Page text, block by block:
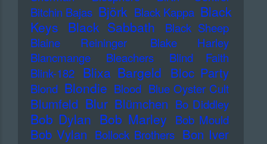
Bitchin Bajas Björk Black Kappa Black
Keys Black Sabbath
Black Sheep
Blaine Reininger
Blake Harley
Blancmange
Bleachers
Blind Faith
Blink-182 Blixa Bargeld Bloc Party
Blond Blondie Blood Blue Oyster Cult
Blumfeld Blur Blümchen Bo Diddley
Bob Dylan Bob Marley Bob Mould
Bob Vylan Bollock Brothers Bon Iver